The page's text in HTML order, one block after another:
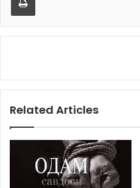
Related Articles